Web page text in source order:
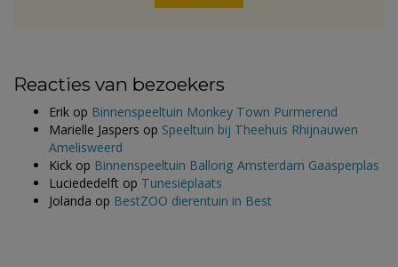
Reacties van bezoekers
Erik op Binnenspeeltuin Monkey Town Purmerend
Marielle Jaspers op Speeltuin bij Theehuis Rhijnauwen
Amelisweerd
Kick op Binnenspeeltuin Ballorig Amsterdam Gaasperplas
Luciededelft op Tunesiëplaats
Jolanda op BestZOO dierentuin in Best